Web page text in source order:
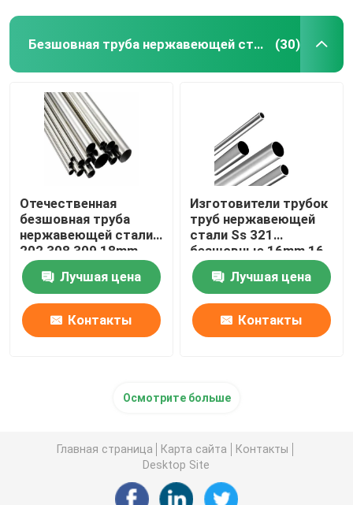
Безшовная труба нержавеющей стали (30)
Отечественная
безшовная труба
нержавеющей стали
202 308 309 18mm
22mm 2 трубка Inox
дюйма 304Лучшая цена
Контакты
Изготовители трубок
труб нержавеющей
стали Ss 321
безшовные 16mm 16
теплообменный
аппарат датчика 304
Лучшая цена
Контакты
Осмотрите больше
Главная страница Карта сайта
Контакты
Desktop Site